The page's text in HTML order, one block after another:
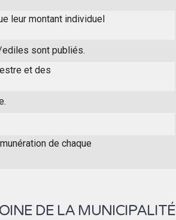
leur montant individuel
sont publiés.
et des
de chaque
DE LA MUNICIPALITÉ